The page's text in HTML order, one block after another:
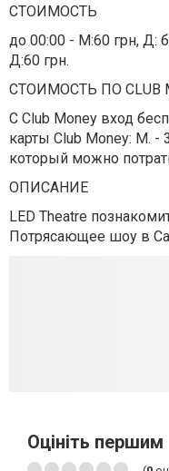
СТОИМОСТЬ
до 00:00 - М:60 грн, Д:
Д:60 грн.
СТОИМОСТЬ ПО CLUB
С Club Money вход
карты Club Money: М. -
который можно
ОПИСАНИЕ
LED Theatre
Потрясающее шоу в
Оцініть першим